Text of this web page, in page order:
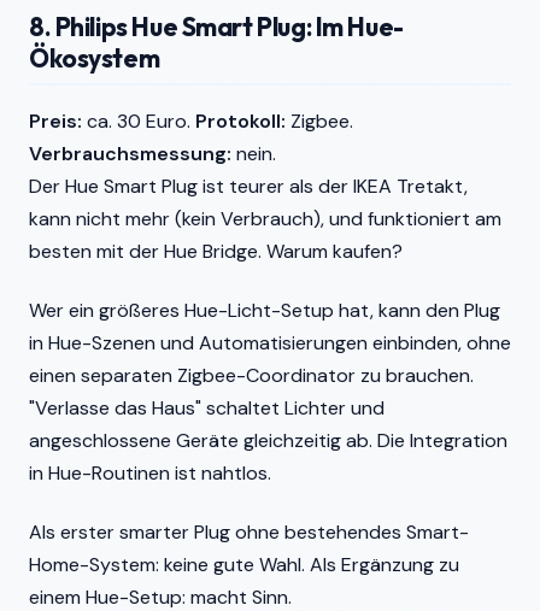
8. Philips Hue Smart Plug: Im Hue-
Ökosystem
Preis: ca. 30 Euro. Protokoll: Zigbee.
Verbrauchsmessung: nein.
Der Hue Smart Plug ist teurer als der IKEA Tretakt,
kann nicht mehr (kein Verbrauch), und funktioniert am
besten mit der Hue Bridge. Warum kaufen?
Wer ein größeres Hue-Licht-Setup hat, kann den Plug
in Hue-Szenen und Automatisierungen einbinden, ohne
einen separaten Zigbee-Coordinator zu brauchen.
"Verlasse das Haus" schaltet Lichter und
angeschlossene Geräte gleichzeitig ab. Die Integration
in Hue-Routinen ist nahtlos.
Als erster smarter Plug ohne bestehendes Smart-
Home-System: keine gute Wahl. Als Ergänzung zu
einem Hue-Setup: macht Sinn.